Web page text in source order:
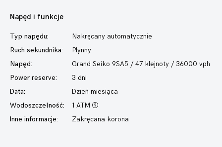
Napęd i funkcje
Typ napędu:
Nakręcany automatycznie
Ruch sekundnika:
Płynny
Napęd:
Grand Seiko 9SA5 / 47 klejnoty / 36000 vph
Power reserve:
3 dni
Data:
Dzień miesiąca
Wodoszczelność:
1 ATM
Inne informacje:
Zakręcana korona